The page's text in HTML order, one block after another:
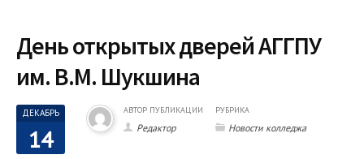
День открытых дверей АГГПУ
им. В.М. Шукшина
ДЕКАБРЬ
14
АВТОР ПУБЛИКАЦИИ
Редактор
РУБРИКА
Новости колледжа